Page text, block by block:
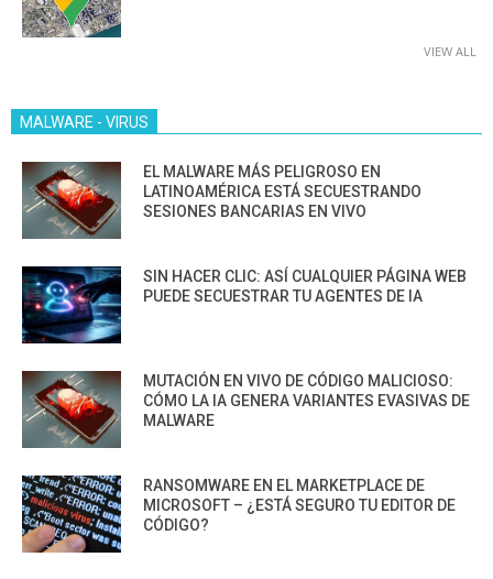
VIEW ALL
MALWARE - VIRUS
EL MALWARE MÁS PELIGROSO EN
LATINOAMÉRICA ESTÁ SECUESTRANDO
SESIONES BANCARIAS EN VIVO
SIN HACER CLIC: ASÍ CUALQUIER PÁGINA WEB
PUEDE SECUESTRAR TU AGENTES DE IA
MUTACIÓN EN VIVO DE CÓDIGO MALICIOSO:
CÓMO LA IA GENERA VARIANTES EVASIVAS DE
MALWARE
RANSOMWARE EN EL MARKETPLACE DE
MICROSOFT – ¿ESTÁ SEGURO TU EDITOR DE
CÓDIGO?